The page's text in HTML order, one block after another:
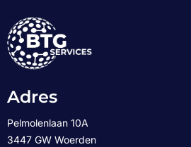
Adres
Pelmolenlaan 10A
3447 GW Woerden